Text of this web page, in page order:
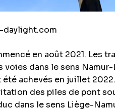
daylight.com
en août 2021. Les
dans le sens
achevés en juillet
des piles de pont
dans le sens Liège-